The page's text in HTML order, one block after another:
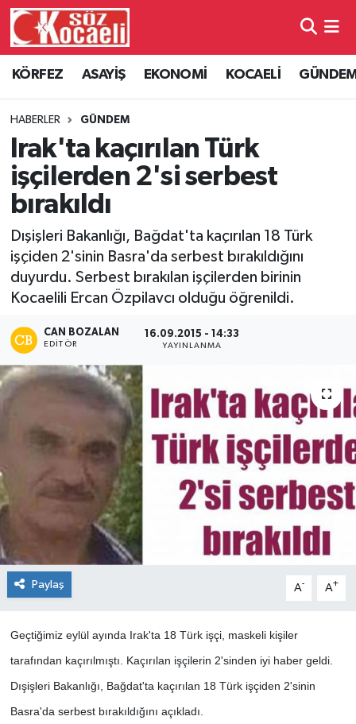
KÖRFEZ ASAYİŞ EKONOMİ KOCAELİ
HABERLER GÜNDEM
Irak'ta kaçırılan Türk
işçilerden 2'si serbest
bırakıldı
Dışişleri Bakanlığı, Bağdat'ta kaçırılan 18 Türk
işçiden 2'sinin Basra'da serbest bırakıldığını
duyurdu. Serbest bırakılan işçilerden birinin
Kocaelili Ercan Özpilavcı olduğu öğrenildi.
CAN BOZALAN
EDITÖR
16.09.2015 - 14:33
YAYINLANMA
Paylaş A- A+
Geçtiğimiz eylül ayında Irak'ta 18 Türk işçi, maskeli kişiler
tarafından kaçırılmıştı. Kaçırılan işçilerin 2'sinden iyi haber geldi.
Dışişleri Bakanlığı, Bağdat'ta kaçırılan 18 Türk işçiden 2'sinin
Basra'da serbest bırakıldığını açıkladı.
Kocaeli Hava Durumu
Kocaeli Namaz Vakitleri
Kocaeli Trafik Yoğunluk Haritası
Tüm Manşetler
Son Dakika Haberleri
Haber Arşivi